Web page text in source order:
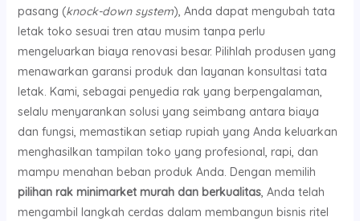
pasang (knock-down system), Anda dapat mengubah tata
letak toko sesuai tren atau musim tanpa perlu
mengeluarkan biaya renovasi besar. Pilihlah produsen yang
menawarkan garansi produk dan layanan konsultasi tata
letak. Kami, sebagai penyedia rak yang berpengalaman,
selalu menyarankan solusi yang seimbang antara biaya
dan fungsi, memastikan setiap rupiah yang Anda keluarkan
menghasilkan tampilan toko yang profesional, rapi, dan
mampu menahan beban produk Anda. Dengan memilih
pilihan rak minimarket murah dan berkualitas, Anda telah
mengambil langkah cerdas dalam membangun bisnis ritel